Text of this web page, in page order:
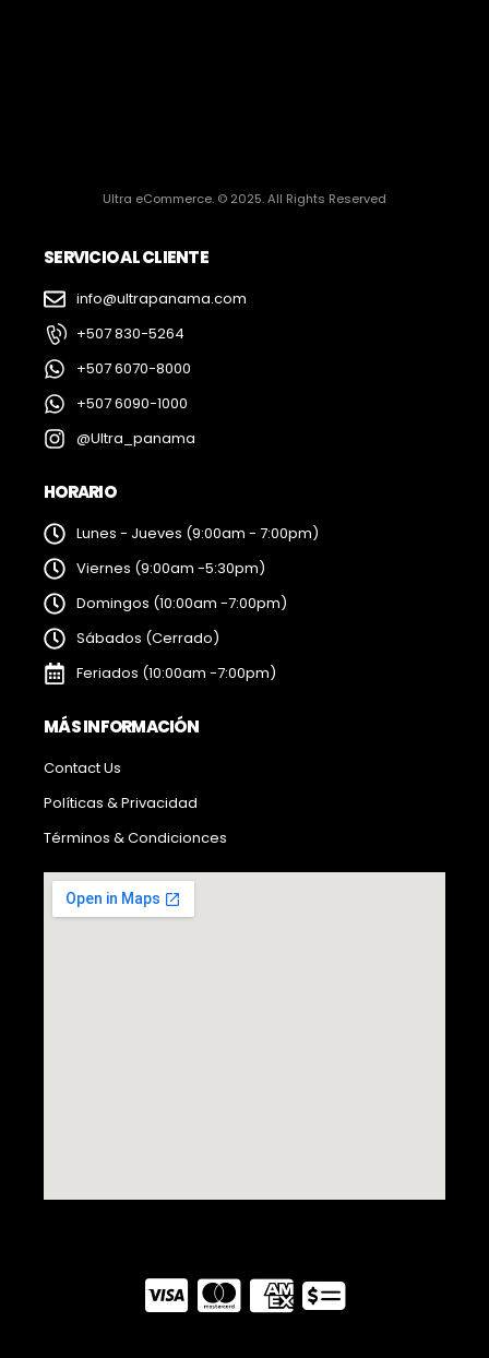
Ultra eCommerce. © 2025. All Rights Reserved
SERVICIO AL CLIENTE
info@ultrapanama.com
+507 830-5264
+507 6070-8000
+507 6090-1000
@Ultra_panama
HORARIO
Lunes - Jueves (9:00am - 7:00pm)
Viernes (9:00am -5:30pm)
Domingos (10:00am -7:00pm)
Sábados (Cerrado)
Feriados (10:00am -7:00pm)
MÁS INFORMACIÓN
Contact Us
Políticas & Privacidad
Términos & Condicionces